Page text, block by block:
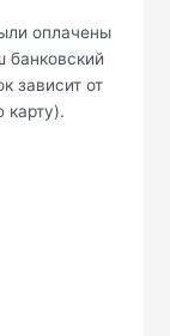
оплачены
банковский
зависит от
карту).